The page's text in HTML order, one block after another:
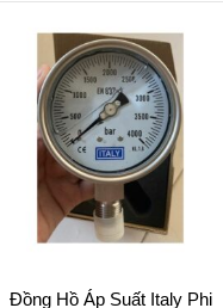
Đồng Hồ Áp Suất Italy Phi